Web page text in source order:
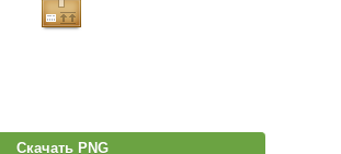
Скачать PNG